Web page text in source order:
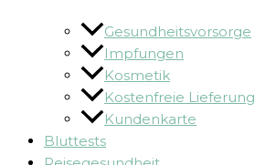
Gesundheitsvorsorge
Impfungen
Kosmetik
Kostenfreie Lieferung
Kundenkarte
Bluttests